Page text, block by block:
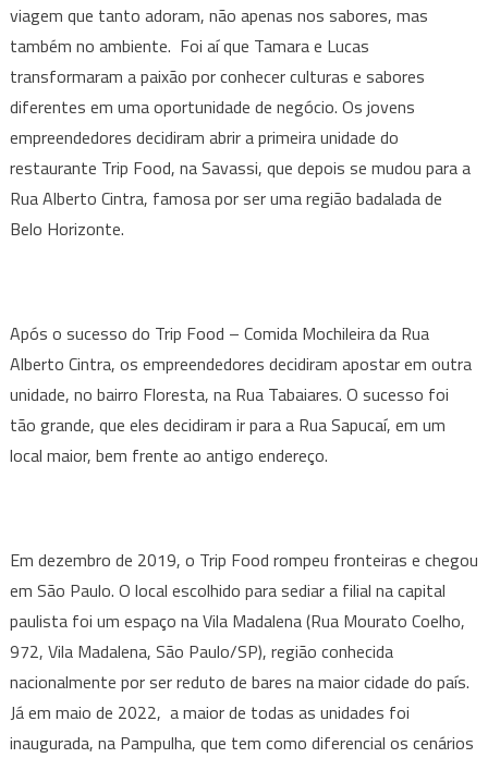
viagem que tanto adoram, não apenas nos sabores, mas
também no ambiente. Foi aí que Tamara e Lucas
transformaram a paixão por conhecer culturas e sabores
diferentes em uma oportunidade de negócio. Os jovens
empreendedores decidiram abrir a primeira unidade do
restaurante Trip Food, na Savassi, que depois se mudou para a
Rua Alberto Cintra, famosa por ser uma região badalada de
Belo Horizonte.
Após o sucesso do Trip Food – Comida Mochileira da Rua
Alberto Cintra, os empreendedores decidiram apostar em outra
unidade, no bairro Floresta, na Rua Tabaiares. O sucesso foi
tão grande, que eles decidiram ir para a Rua Sapucaí, em um
local maior, bem frente ao antigo endereço.
Em dezembro de 2019, o Trip Food rompeu fronteiras e chegou
em São Paulo. O local escolhido para sediar a filial na capital
paulista foi um espaço na Vila Madalena (Rua Mourato Coelho,
972, Vila Madalena, São Paulo/SP), região conhecida
nacionalmente por ser reduto de bares na maior cidade do país.
Já em maio de 2022, a maior de todas as unidades foi
inaugurada, na Pampulha, que tem como diferencial os cenários